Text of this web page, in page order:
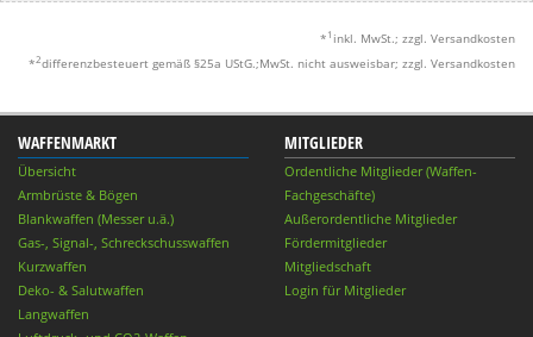
* 1 inkl. MwSt.; zzgl. Versandkosten
*2differenzbesteuert gemäß §25a UStG.;MwSt. nicht ausweisbar; zzgl. Versandkosten
WAFFENMARKT
Übersicht
Armbrüste & Bögen
Blankwaffen (Messer u.ä.)
Gas-, Signal-, Schreckschusswaffen
Kurzwaffen
Deko- & Salutwaffen
Langwaffen
MITGLIEDER
Ordentliche Mitglieder (Waffen-
Fachgeschäfte)
Außerordentliche Mitglieder
Fördermitglieder
Mitgliedschaft
Login für Mitglieder